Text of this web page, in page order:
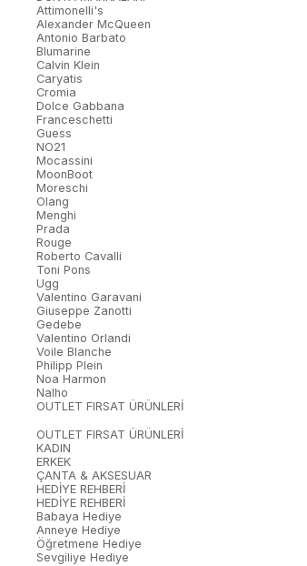
Attimonelli's
Alexander McQueen
Antonio Barbato
Blumarine
Calvin Klein
Caryatis
Cromia
Dolce Gabbana
Franceschetti
Guess
NO21
Mocassini
MoonBoot
Moreschi
Olang
Menghi
Prada
Rouge
Roberto Cavalli
Toni Pons
Ugg
Valentino Garavani
Giuseppe Zanotti
Gedebe
Valentino Orlandi
Voile Blanche
Philipp Plein
Noa Harmon
Nalho
OUTLET FIRSAT ÜRÜNLERİ
OUTLET FIRSAT ÜRÜNLERİ
KADIN
ERKEK
ÇANTA & AKSESUAR
HEDİYE REHBERİ
HEDİYE REHBERİ
Babaya Hediye
Anneye Hediye
Öğretmene Hediye
Sevgiliye Hediye